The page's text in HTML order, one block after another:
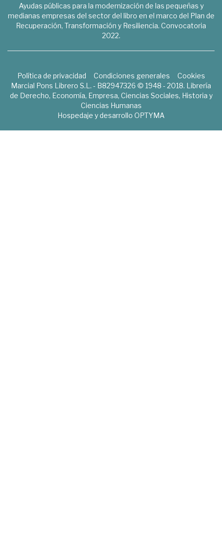
Ayudas públicas para la modernización de las pequeñas y
medianas empresas del sector del libro en el marco del Plan de
Recuperación, Transformación y Resiliencia. Convocatoria
2022.
Política de privacidad Condiciones generales
Cookies
Marcial Pons Librero S.L. - B82947326 © 1948 - 2018. Librería
de Derecho, Economía, Empresa, Ciencias Sociales, Historia y
Ciencias Humanas
Hospedaje y desarrollo OPTYMA